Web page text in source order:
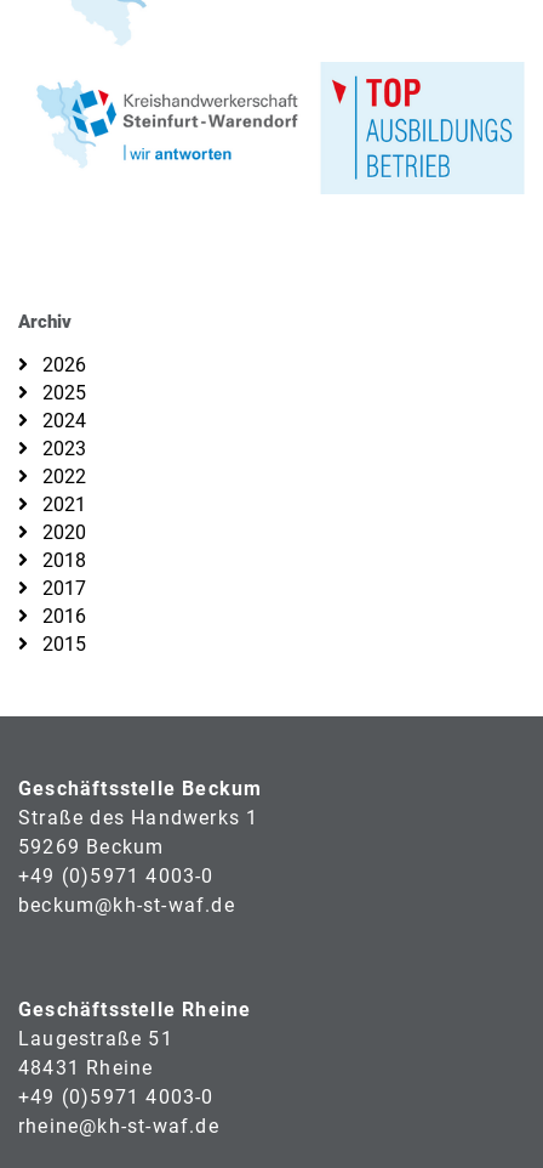
Archiv
2026
2025
2024
2023
2022
2021
2020
2018
2017
2016
2015
Geschäftsstelle Beckum
Straße des Handwerks 1
59269 Beckum
+49 (0)5971 4003-0
beckum@kh-st-waf.de
Geschäftsstelle Rheine
Laugestraße 51
48431 Rheine
+49 (0)5971 4003-0
rheine@kh-st-waf.de